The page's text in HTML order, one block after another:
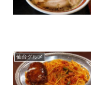
仙台グルメ